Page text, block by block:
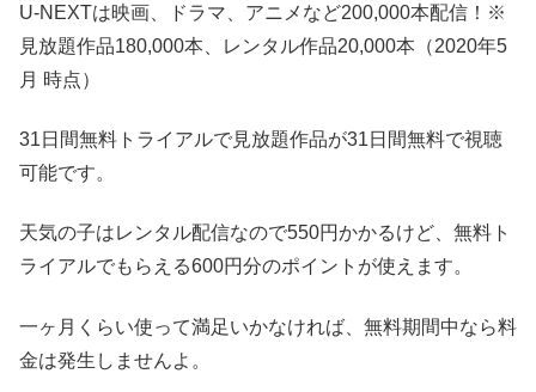
U-NEXTは映画、ドラマ、アニメなど200,000本配信！※
見放題作品180,000本、レンタル作品20,000本（2020年5
月 時点）
31日間無料トライアルで見放題作品が31日間無料で視聴
可能です。
天気の子はレンタル配信なので550円かかるけど、無料ト
ライアルでもらえる600円分のポイントが使えます。
一ヶ月くらい使って満足いかなければ、無料期間中なら料
金は発生しませんよ。